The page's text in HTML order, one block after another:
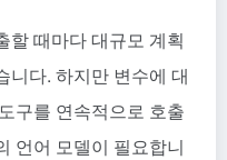
할 때마다 대규모 계획
니다. 하지만 변수에 대
구를 연속적으로 호출
언어 모델이 필요합니